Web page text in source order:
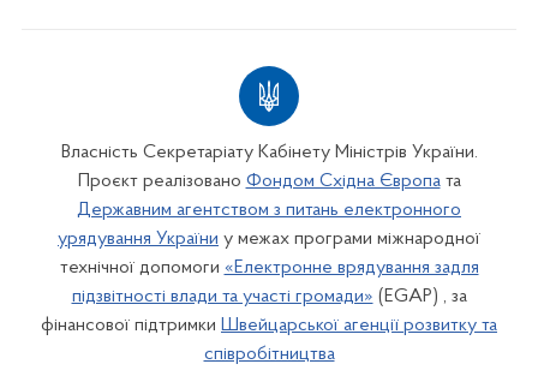
Власність Секретаріату Кабінету Міністрів України.
Проєкт реалізовано Фондом Східна Європата
Державним агентством з питань електронного
урядування України у межах програми міжнародної
технічної допомоги «Електронне врядування задля
підзвітності влади та участі громади» (EGAP) , за
фінансової підтримки Швейцарської агенції розвитку та
співробітництва